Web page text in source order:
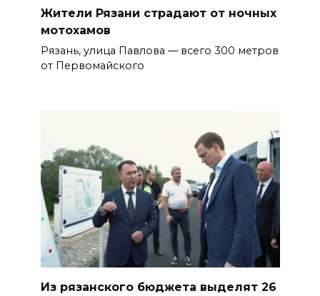
Жители Рязани страдают от ночных
мотохамов
Рязань, улица Павлова — всего 300 метров
от Первомайского
Из рязанского бюджета выделят 26